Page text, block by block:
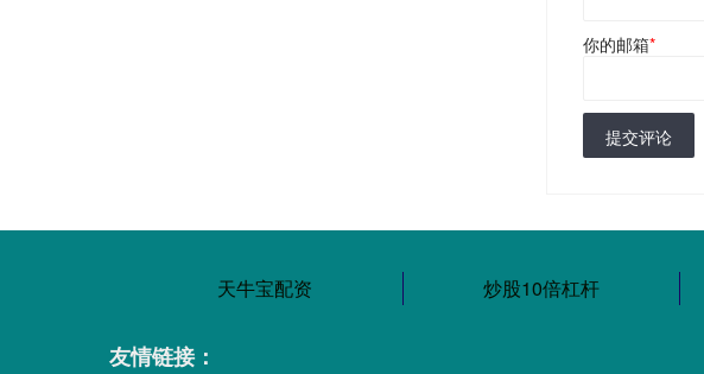
你的邮箱*
提交评论
天牛宝配资 炒股10倍杠杆
友情链接：